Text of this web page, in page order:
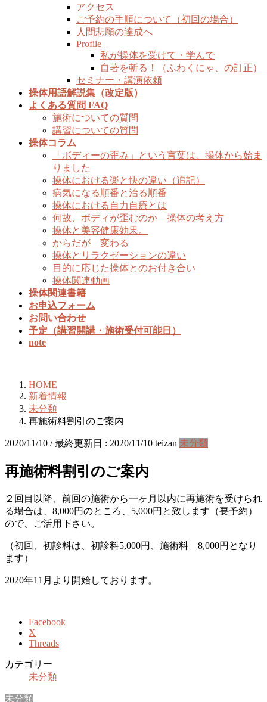
アクセス
ご予約の手順について（初回の場合）
人間悲願の達成へ
Profile
私が操体を受けて・学んで
自著を斬る！（ふわくにゃ、の訂正）
セミナー・講演依頼
操体用語解説集（改定版）
よくある質問 FAQ
施術についての質問
講習についての質問
操体コラム
「ボディーの歪み」という言葉は、操体から始ま
りました
操体における楽と快の違い（追記）
病気になる順番と治る順番
操体における自力自療とは
何故、ボディが歪むのか 操体の考え方
操体と美容健康効果。
からだが 変わる
操体とリラクゼーションの違い
目的に応じた操体とのお付き合い
操体関連動画
操体関連書籍
お申込フォーム
お問い合わせ
予定（講習開講・施術受付可能日）
note
HOME
新着情報
未分類
再施術料割引のご案内
2020/11/10 / 最終更新日 : 2020/11/10 teizan 未分類
再施術料割引のご案内
２回目以降、前回の施術から一ヶ月以内に再施術を受けられ
る場合は、8,000円のところ、5,000円と致します（要予約）
ので、ご活用下さい。
（初回、初診料は、初診料5,000円、施術料 8,000円となり
ます）
2020年11月より開始しております。
Facebook
X
Threads
カテゴリー
未分類
未分類